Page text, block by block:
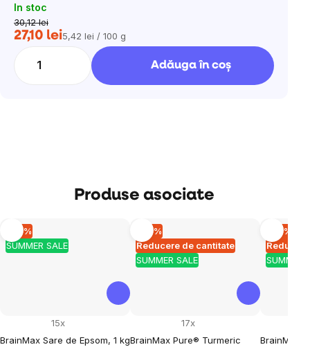
In stoc
30,12 lei
27,10 leiEvaluare
5,42 lei / 100 g
Adăuga în coş
Produse asociate
SUMMER SALE
–10 %
BrainMax Sare de Epsom, 1 kg
15x
Reducere de cantitate
SUMMER SALE
–10 %
BrainMax Pure® Turmeric
17x
SUMMER
–10 %
BrainMax